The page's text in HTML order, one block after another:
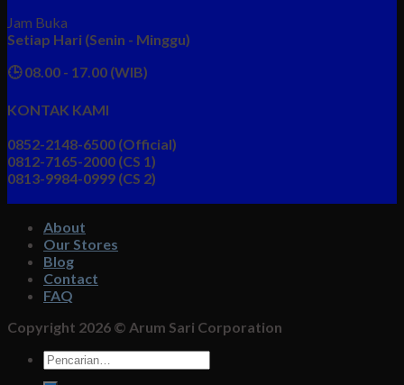
Jam Buka
Setiap Hari (Senin - Minggu)
🕒 08.00 - 17.00 (WIB)
KONTAK KAMI
0852-2148-6500 (Official)
0812-7165-2000 (CS 1)
0813-9984-0999 (CS 2)
About
Our Stores
Blog
Contact
FAQ
Copyright 2026 © Arum Sari Corporation
Pencarian
untuk: